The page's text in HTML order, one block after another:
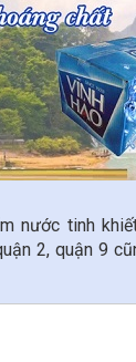
tinh
2, quận 9